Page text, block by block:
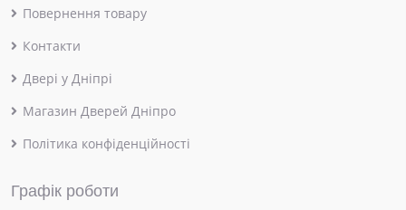
Повернення товару
Контакти
Двері у Дніпрі
Магазин Дверей Дніпро
Політика конфіденційності
Графік роботи